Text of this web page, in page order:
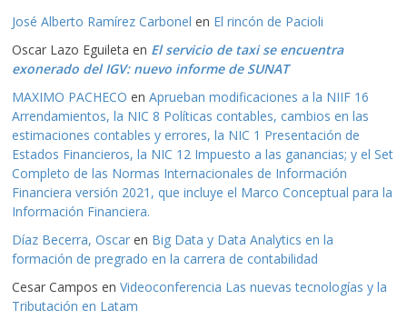
José Alberto Ramírez Carbonel en El rincón de Pacioli
Oscar Lazo Eguileta en El servicio de taxi se encuentra
exonerado del IGV: nuevo informe de SUNAT
MAXIMO PACHECO enAprueban modificaciones a la NIIF 16
Arrendamientos, la NIC 8 Políticas contables, cambios en las
estimaciones contables y errores, la NIC 1 Presentación de
Estados Financieros, la NIC 12 Impuesto a las ganancias; y el Set
Completo de las Normas Internacionales de Información
Financiera versión 2021, que incluye el Marco Conceptual para la
Información Financiera.
Díaz Becerra, Oscar en Big Data y Data Analytics en la
formación de pregrado en la carrera de contabilidad
Cesar Campos enVideoconferencia Las nuevas tecnologías y la
Tributación en Latam